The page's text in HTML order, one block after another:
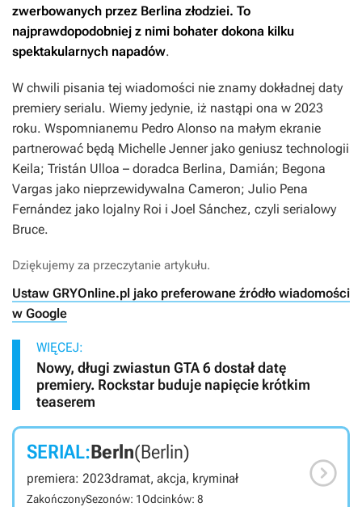
zwerbowanych przez Berlina złodziei. To
najprawdopodobniej z nimi bohater dokona kilku
spektakularnych napadów.
W chwili pisania tej wiadomości nie znamy dokładnej daty
premiery serialu. Wiemy jedynie, iż nastąpi ona w 2023
roku. Wspomnianemu Pedro Alonso na małym ekranie
partnerować będą Michelle Jenner jako geniusz technologii
Keila; Tristán Ulloa – doradca Berlina, Damián; Begona
Vargas jako nieprzewidywalna Cameron; Julio Pena
Fernández jako lojalny Roi i Joel Sánchez, czyli serialowy
Bruce.
Dziękujemy za przeczytanie artykułu.
Ustaw GRYOnline.pl jako preferowane źródło wiadomości
w Google
WIĘCEJ:
Nowy, długi zwiastun GTA 6 dostał datę
premiery. Rockstar buduje napięcie krótkim
teaserem
SERIAL:Berln(Berlin)
premiera: 2023dramat, akcja, kryminał
ZakończonySezonów: 1Odcinków: 8
